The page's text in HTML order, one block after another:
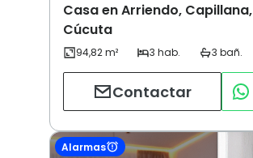
Casa en Arriendo, Capillana,
Cúcuta
Contactar
Alarmas